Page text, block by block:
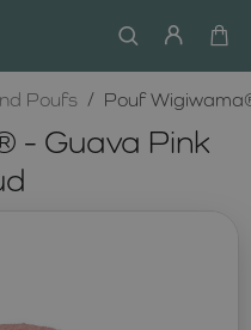
- Guava Pink
Poufs Pouf